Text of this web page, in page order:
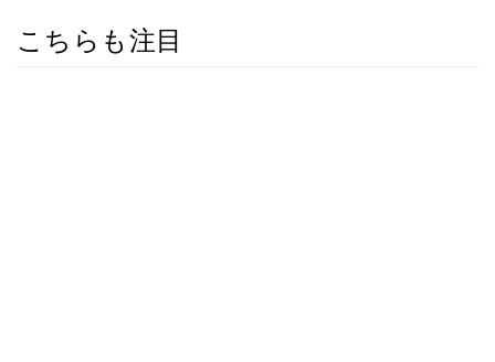
こちらも注目